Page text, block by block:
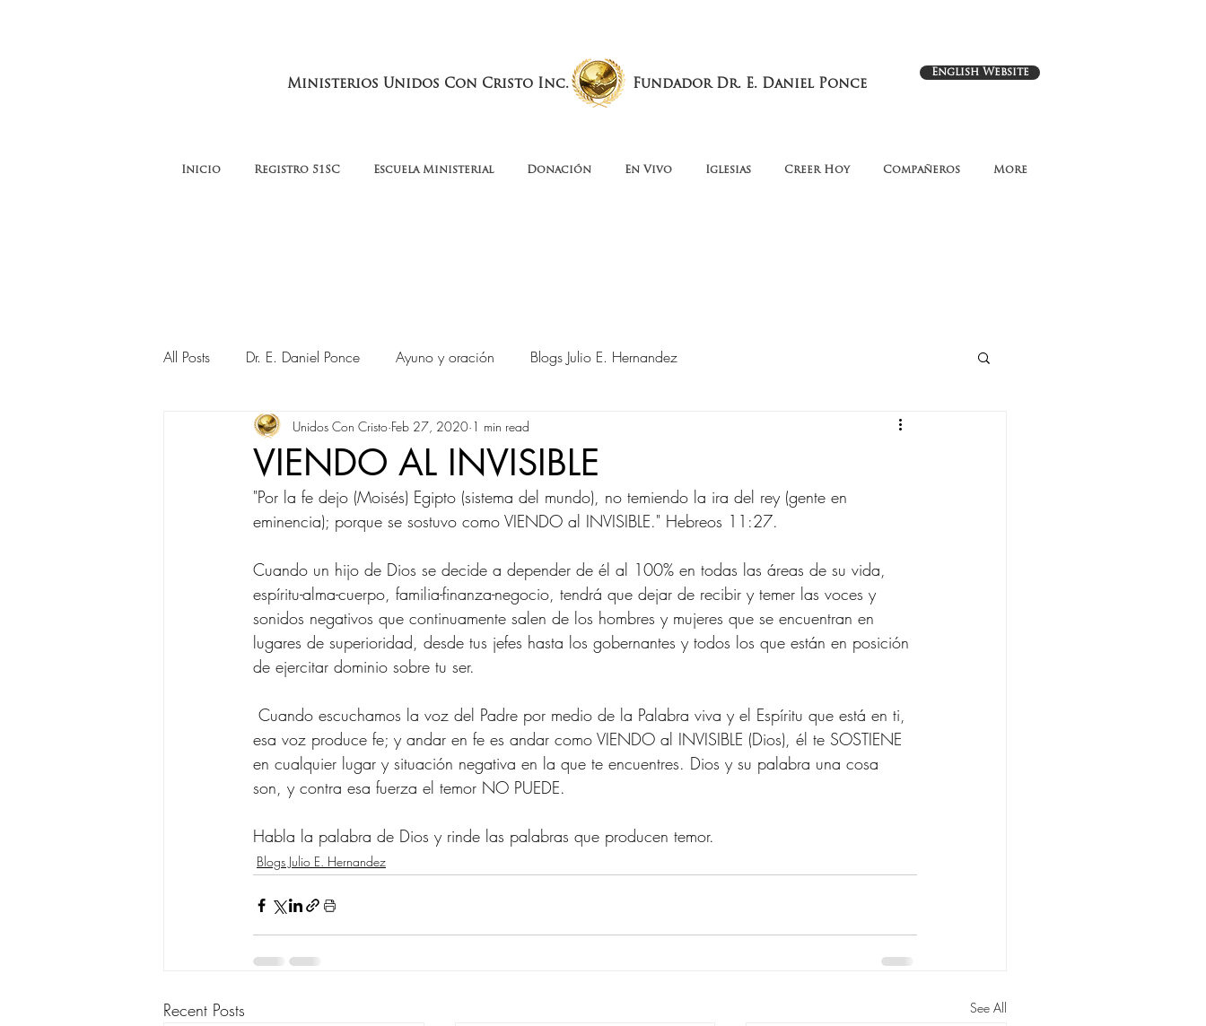
Ministerios Unidos Con Cristo Inc. Fundador Dr. E. Daniel Ponce
English Website
Inicio Registro 51SC Escuela Ministerial Donación En Vivo Iglesias Creer Hoy Compañeros More
All Posts Dr. E. Daniel Ponce Ayuno y oración Blogs Julio E. Hernandez
VIENDO AL INVISIBLE
Unidos Con Cristo Feb 27, 2020 1 min read
"Por la fe dejo (Moisés) Egipto (sistema del mundo), no temiendo la ira del rey (gente en
eminencia); porque se sostuvo como VIENDO al INVISIBLE." Hebreos 11:27.
Cuando un hijo de Dios se decide a depender de él al 100% en todas las áreas de su vida,
espíritu-alma-cuerpo, familia-finanza-negocio, tendrá que dejar de recibir y temer las voces y
sonidos negativos que continuamente salen de los hombres y mujeres que se encuentran en
lugares de superioridad, desde tus jefes hasta los gobernantes y todos los que están en posición
de ejercitar dominio sobre tu ser.
esa voz produce fe; y andar en fe es andar como VIENDO al INVISIBLE (Dios), él te SOSTIENE
en cualquier lugar y situación negativa en la que te encuentres. Dios y su palabra una cosa
son, y contra esa fuerza el temor NO PUEDE.
Habla la palabra de Dios y rinde las palabras que producen temor.
Blogs Julio E. Hernandez
Recent Posts See All